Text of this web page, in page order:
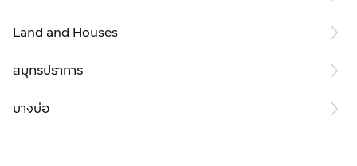
Land and Houses
สมุทรปราการ
บางบ่อ